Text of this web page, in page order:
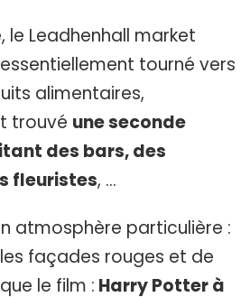
le Leadhenhall market
tourné vers
alimentaires,
trouvé une seconde
des bars, des
fleuristes, …
atmosphère particulière :
façades rouges et de
le film : Harry Potter à